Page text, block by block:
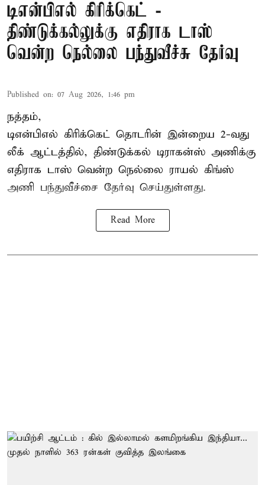
டிஎன்பிஎல் கிரிக்கெட் -
திண்டுக்கல்லுக்கு எதிராக டாஸ்
வென்ற நெல்லை பந்துவீச்சு தேர்வு
Published on: 07 Aug 2026, 1:46 pm
நத்தம்,
டிஎன்பிஎல் கிரிக்கெட் தொடரின் இன்றைய 2-வது
லீக் ஆட்டத்தில், திண்டுக்கல் டிராகன்ஸ் அணிக்கு
எதிராக டாஸ் வென்ற நெல்லை ராயல் கிங்ஸ்
அணி பந்துவீச்சை தேர்வு செய்துள்ளது.
Read More